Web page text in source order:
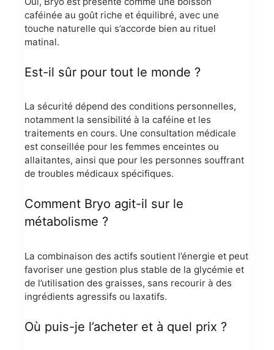
caféinée au goût riche et équilibré, avec une
touche naturelle qui s’accorde bien au rituel
matinal.
Est-il sûr pour tout le monde ?
La sécurité dépend des conditions personnelles,
notamment la sensibilité à la caféine et les
traitements en cours. Une consultation médicale
est conseillée pour les femmes enceintes ou
allaitantes, ainsi que pour les personnes souffrant
de troubles médicaux spécifiques.
Comment Bryo agit-il sur le
métabolisme ?
La combinaison des actifs soutient l’énergie et peut
favoriser une gestion plus stable de la glycémie et
de l’utilisation des graisses, sans recourir à des
ingrédients agressifs ou laxatifs.
Où puis-je l’acheter et à quel prix ?